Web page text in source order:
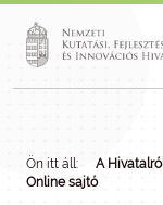
Ön itt áll: A
Online sajtó